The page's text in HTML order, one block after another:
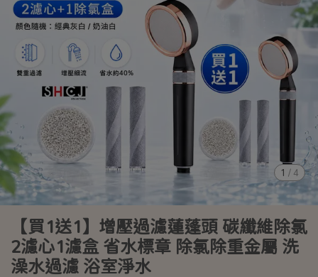
1 / 4
【買1送1】增壓過濾蓮蓬頭 碳纖維除氯
2濾心1濾盒 省水標章 除氯除重金屬 洗
澡水過濾 浴室淨水